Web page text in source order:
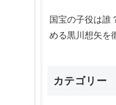
国宝の子役は誰
める黒川想矢を
カテゴリー